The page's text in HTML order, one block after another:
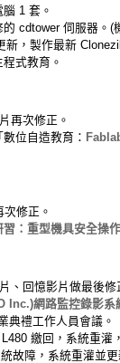
1 套。
cdtower 伺服器。(
，製作最新
式教育。
再次修正。
位自造教育：
修正。
習：重型機具安全操
、回憶影片做最後修
Inc.)網路監控錄影
典禮工作人員會議。
繳回，系統重灌
故障，系統重灌並更